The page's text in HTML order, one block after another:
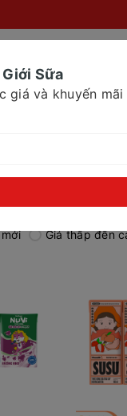
CẦU ĐẶC BIỆT
Giá thấp đến
Sữa
giá và khuyến mãi